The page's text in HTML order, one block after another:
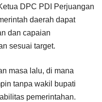
DPC PDI Perjuangan
daerah dapat
dan capaian
sesuai target.
masa lalu, di mana
tanpa wakil bupati
pemerintahan.